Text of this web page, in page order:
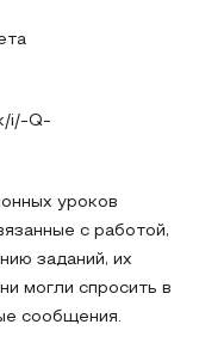
i/-Q-
уроков
с работой,
заданий, их
могли спросить в
сообщения.